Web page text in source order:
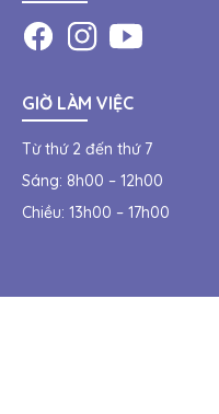
GIỜ LÀM VIỆC
Từ thứ 2 đến thứ 7
Sáng: 8h00 – 12h00
Chiều: 13h00 – 17h00